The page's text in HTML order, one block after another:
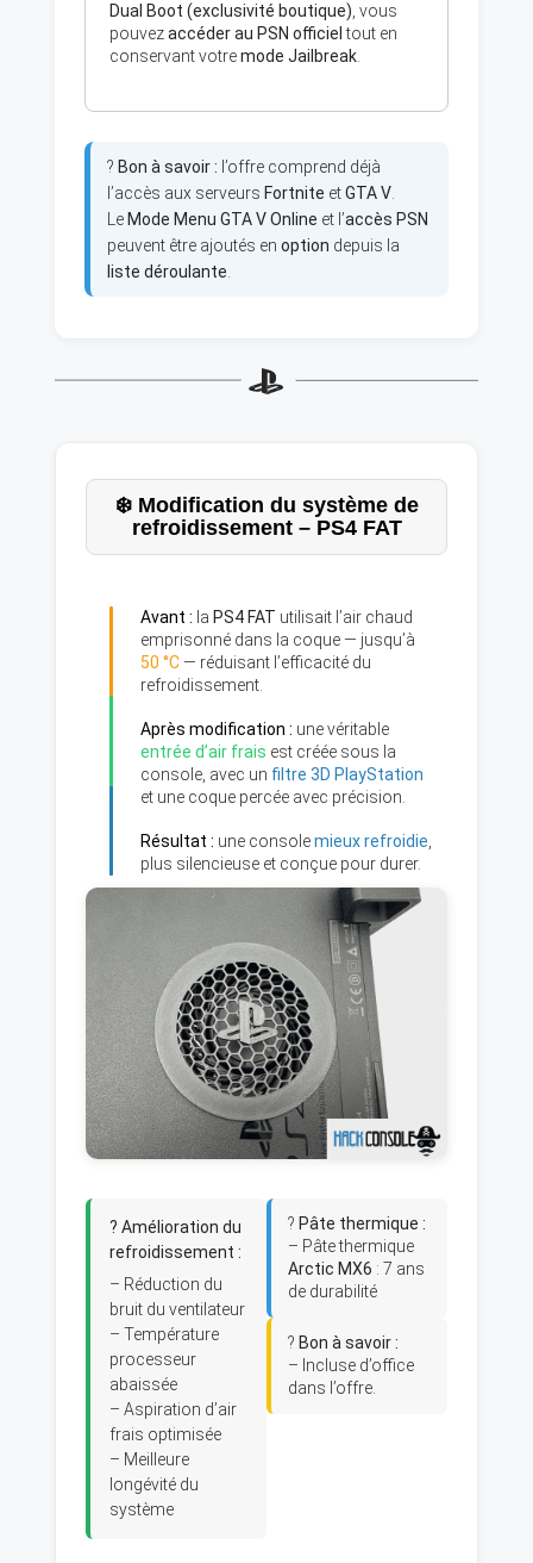
Dual Boot (exclusivité boutique), vous
pouvezaccéder au PSN officiel tout en
conservant votremode Jailbreak.
? Bon à savoir : l’offre comprend déjà
l’accès aux serveurs Fortnite etGTA V.
Le Mode Menu GTA V Online et l’accès PSN
peuvent être ajoutés en option depuis la
liste déroulante.
❄️ Modification du système de
refroidissement – PS4 FAT
Avant : la PS4 FAT utilisait l’air chaud
emprisonné dans la coque — jusqu’à
50 °C— réduisant l’efficacité du
refroidissement.
Après modification : une véritable
entrée d’air frais est créée sous la
console, avec un filtre 3D PlayStation
et une coque percée avec précision.
Résultat : une consolemieux refroidie
plus silencieuse et conçue pour durer.
? Amélioration du
refroidissement :
– Réduction du
bruit du ventilateur
– Température
processeur
abaissée
– Aspiration d’air
frais optimisée
– Meilleure
longévité du
système
? Pâte thermique :
– Pâte thermique
Arctic MX6 : 7 ans
de durabilité
? Bon à savoir :
– Incluse d’office
dans l’offre.